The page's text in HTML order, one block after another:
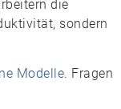
die
sondern
Modelle. Fragen